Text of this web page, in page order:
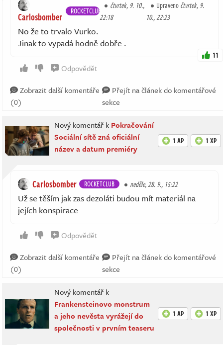
Carlosbomber ROCKETCLUB
čtvrtek, 9. 10.,
22:18
Upravenočtvrtek, 9.
10., 22:23
No že to trvalo Vurko.
Jinak to vypadá hodně dobře .
11
Odpovědět
Zobrazit další komentáře
(0)
Přejít na článek do komentářové
sekce
Nový komentář k Pokračování
Sociální sítě zná oficiální
název a datum premiéry
1 AP 1 XP
Carlosbomber ROCKETCLUB neděle, 28. 9., 15:22
Už se těším jak zas dezoláti budou mít materiál na
jejích konspirace
Odpovědět
Zobrazit další komentáře
(0)
Přejít na článek do komentářové
sekce
Nový komentář k
Frankensteinovo monstrum
a jeho nevěsta vyrážejí do
společnosti v prvním teaseru
1 AP 1 XP